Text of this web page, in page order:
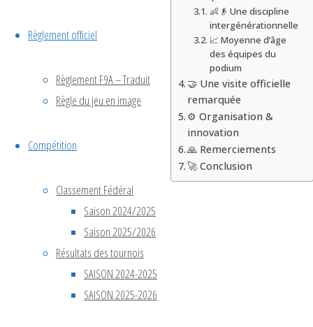
Règlement officiel
Règlement F9A – Traduit
Règle du jeu en image
Compétition
Classement Fédéral
Saison 2024/2025
Saison 2025/2026
Résultats des tournois
SAISON 2024-2025
SAISON 2025-2026
👶👴 Une discipline
intergénérationnelle
📈 Moyenne d’âge
des équipes du
podium
🤝 Une visite officielle
remarquée
⚙️ Organisation &
innovation
🙏 Remerciements
🚀 Conclusion